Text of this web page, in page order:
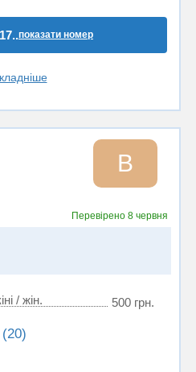
показати номер
B
Перевірено 8 червня
/ жін. 500 грн.